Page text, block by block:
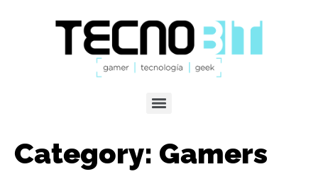
Category: Gamers